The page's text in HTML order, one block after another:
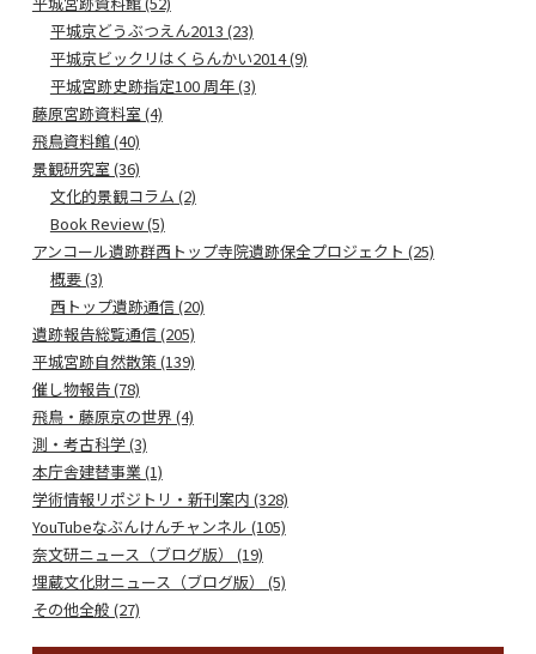
平城京どうぶつえん2013 (23)
平城京ビックリはくらんかい2014 (9)
平城宮跡史跡指定100 周年 (3)
藤原宮跡資料室 (4)
飛鳥資料館 (40)
景観研究室 (36)
文化的景観コラム (2)
Book Review (5)
アンコール遺跡群西トップ寺院遺跡保全プロジェクト (25)
概要 (3)
西トップ遺跡通信 (20)
遺跡報告総覧通信 (205)
平城宮跡自然散策 (139)
催し物報告 (78)
飛鳥・藤原京の世界 (4)
測・考古科学 (3)
本庁舎建替事業 (1)
学術情報リポジトリ・新刊案内 (328)
YouTubeなぶんけんチャンネル (105)
奈文研ニュース（ブログ版） (19)
埋蔵文化財ニュース（ブログ版） (5)
その他全般 (27)